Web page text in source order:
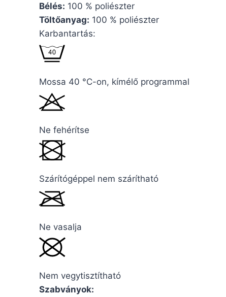
Bélés: 100 % poliészter
Töltőanyag: 100 % poliészter
Karbantartás:
Mossa 40 °C-on, kímélő programmal
Ne fehérítse
Szárítógéppel nem szárítható
Ne vasalja
Nem vegytisztítható
Szabványok: